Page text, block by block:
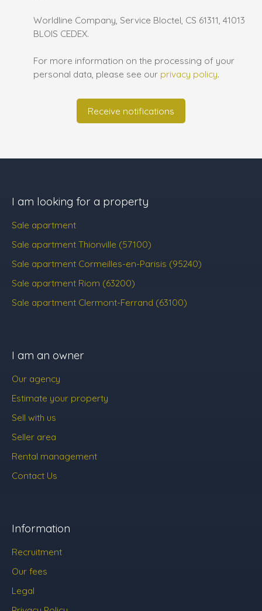
Worldline Company, Service Bloctel, CS 61311, 41013
BLOIS CEDEX.
For more information on the processing of your
personal data, please see our privacy policy.
Receive notifications
I am looking for a property
Sale apartment
Sale apartment Thionville (57100)
Sale apartment Cormeilles-en-Parisis (95240)
Sale apartment Riom (63200)
Sale apartment Clermont-Ferrand (63100)
I am an owner
Our agency
Estimate your property
Sell with us
Seller area
Rental management
Contact Us
Information
Recruitment
Our fees
Legal